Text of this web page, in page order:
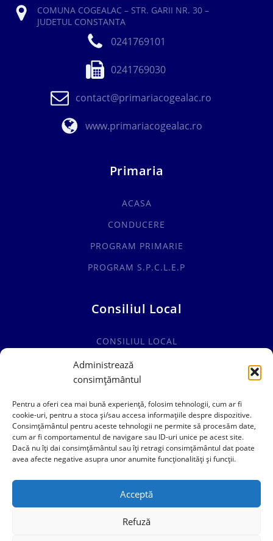
Administrează
consimțământul
Pentru a oferi cea mai bună experiență, folosim tehnologii, cum ar fi
cookie-uri, pentru a stoca și/sau accesa informațiile despre dispozitive.
Consimțământul pentru aceste tehnologii ne permite să procesăm date,
cum ar fi comportamentul de navigare sau ID-uri unice pe acest site.
Dacă nu îți dai consimțământul sau îți retragi consimțământul dat poate
avea afecte negative asupra unor anumite funcționalități și funcții.
Acceptă
Refuză
COMUNA COGEALAC – STR. GARII NR. 30 –
JUDETUL CONSTANTA
0241769101
0241769030
contact@primariacogealac.ro
www.primariacogealac.ro
Primaria
ACASA
CONDUCERE
PROGRAM PRIMARIE
PROGRAM S.P.C.L.E.P
Consiliul Local
CONSILIUL LOCAL
COMISII SPECIALITATE
HOTĂRÂRI CONSILIUL LOCAL
0241769101